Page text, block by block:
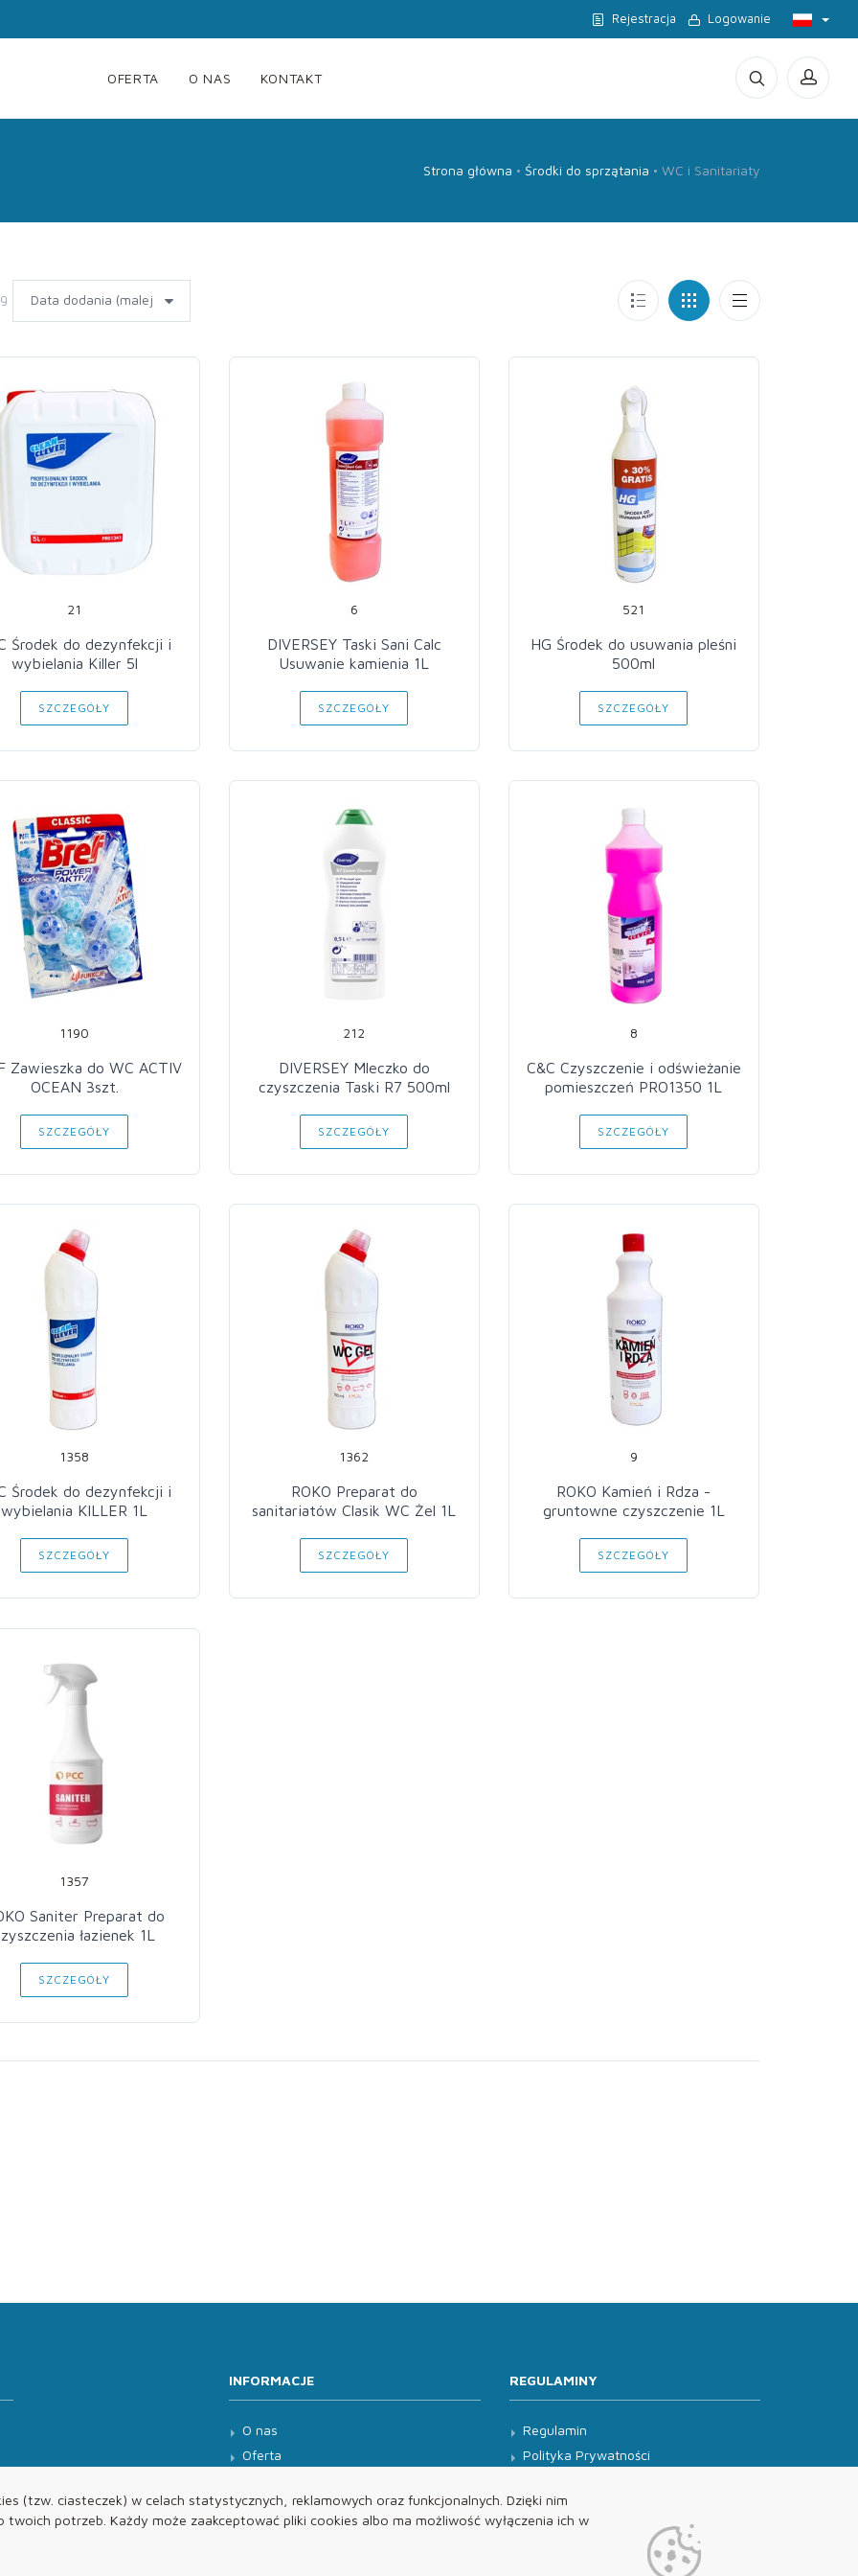
(tzw. ciasteczek) w celach statystycznych, reklamowych oraz funkcjonalnych. Dzięki nim
potrzeb. Każdy może zaakceptować pliki cookies albo ma możliwość wyłączenia ich w
Rejestracja Logowanie
OFERTA O NAS KONTAKT
Strona główna Środki do sprzątania WC i Sanitariaty
21
Środek do dezynfekcji i
wybielania Killer 5l
SZCZEGÓŁY
6
DIVERSEY Taski Sani Calc
Usuwanie kamienia 1L
SZCZEGÓŁY
521
HG Środek do usuwania pleśni
500ml
SZCZEGÓŁY
1190
Zawieszka do WC ACTIV
OCEAN 3szt.
SZCZEGÓŁY
212
DIVERSEY Mleczko do
czyszczenia Taski R7 500ml
SZCZEGÓŁY
8
C&C Czyszczenie i odświeżanie
pomieszczeń PRO1350 1L
SZCZEGÓŁY
1358
Środek do dezynfekcji i
wybielania KILLER 1L
SZCZEGÓŁY
1362
ROKO Preparat do
sanitariatów Clasik WC Żel 1L
SZCZEGÓŁY
9
ROKO Kamień i Rdza -
gruntowne czyszczenie 1L
SZCZEGÓŁY
1357
Saniter Preparat do
łazienek 1L
SZCZEGÓŁY
INFORMACJE
O nas
Oferta
REGULAMINY
Regulamin
Polityka Prywatności